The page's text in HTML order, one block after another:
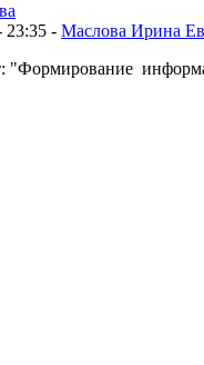
23:35 - Маслова Ирина
"Формирование